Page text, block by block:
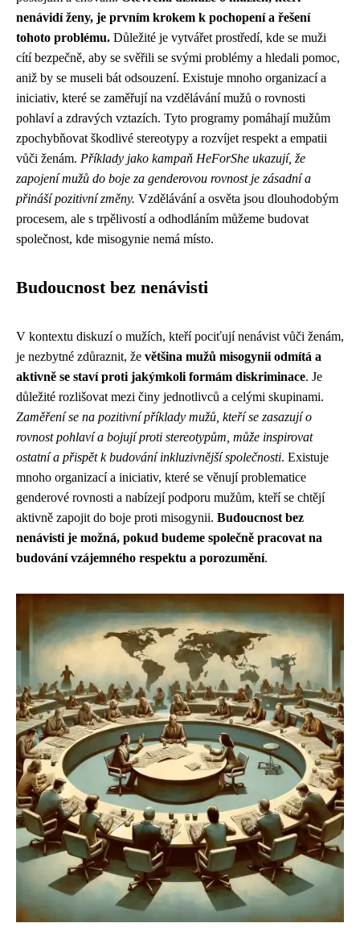
nenávidí ženy, je prvním krokem k pochopení a řešení
tohoto problému. Důležité je vytvářet prostředí, kde se muži
cítí bezpečně, aby se svěřili se svými problémy a hledali pomoc,
aniž by se museli bát odsouzení. Existuje mnoho organizací a
iniciativ, které se zaměřují na vzdělávání mužů o rovnosti
pohlaví a zdravých vztazích. Tyto programy pomáhají mužům
zpochybňovat škodlivé stereotypy a rozvíjet respekt a empatii
vůči ženám. Příklady jako kampaň HeForShe ukazují, že
zapojení mužů do boje za genderovou rovnost je zásadní a
přináší pozitivní změny. Vzdělávání a osvěta jsou dlouhodobým
procesem, ale s trpělivostí a odhodláním můžeme budovat
společnost, kde misogynie nemá místo.
Budoucnost bez nenávisti
V kontextu diskuzí o mužích, kteří pociťují nenávist vůči ženám,
je nezbytné zdůraznit, že většina mužů misogynii odmítá a
aktivně se staví proti jakýmkoli formám diskriminace. Je
důležité rozlišovat mezi činy jednotlivců a celými skupinami.
Zaměření se na pozitivní příklady mužů, kteří se zasazují o
rovnost pohlaví a bojují proti stereotypům, může inspirovat
ostatní a přispět k budování inkluzivnější společnosti. Existuje
mnoho organizací a iniciativ, které se věnují problematice
genderové rovnosti a nabízejí podporu mužům, kteří se chtějí
aktivně zapojit do boje proti misogynii. Budoucnost bez
nenávisti je možná, pokud budeme společně pracovat na
budování vzájemného respektu a porozumění.